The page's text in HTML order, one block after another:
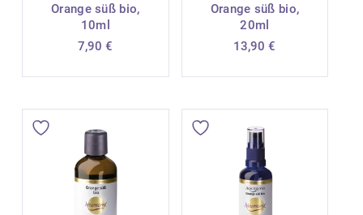
Orange süß bio,
10ml
7,90€
Orange süß bio,
20ml
13,90€